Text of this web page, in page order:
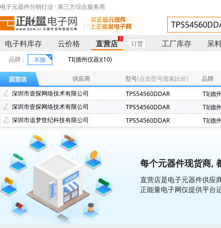
电子元器件分销行业 · 第三方综合服务商
电子料库存 云价格 直营店
3
订货 工厂库存 呆
品牌： 不限 TI(德州仪器)(10)
供应商 型号(点击型号搜索比价)
品牌
深圳市壹探网络技术有限公司
TPS54560DDAR
TI(德
深圳市壹探网络技术有限公司
TPS54560DDAR
TI(德
深圳市追梦世纪科技有限公司
TPS54560DDAR TI(德
每个元器件现货商,
直营店是电子元器件供应
正能量电子网仅提供平台